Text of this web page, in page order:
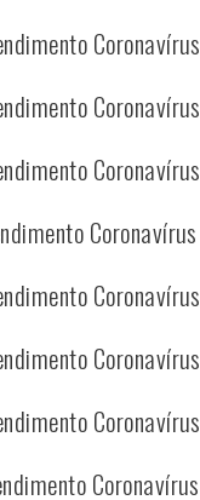
Coronavírus
Coronavírus
Coronavírus
Coronavírus
Coronavírus
Coronavírus
Coronavírus
Coronavírus